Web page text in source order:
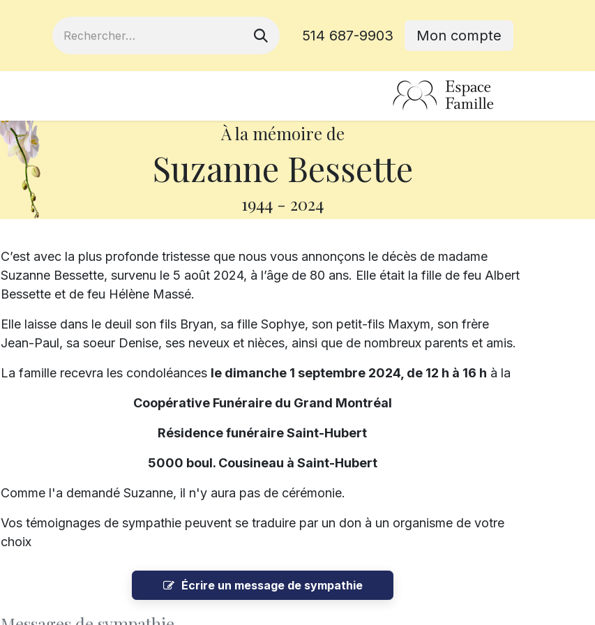
514 687-9903 Mon compte
À la mémoire de
Suzanne Bessette
1944 - 2024
C’est avec la plus profonde tristesse que nous vous annonçons le décès de madame
Suzanne Bessette, survenu le 5 août 2024, à l’âge de 80 ans. Elle était la fille de feu Albert
Bessette et de feu Hélène Massé.
Elle laisse dans le deuil son fils Bryan, sa fille Sophye, son petit-fils Maxym, son frère
Jean-Paul, sa soeur Denise, ses neveux et nièces, ainsi que de nombreux parents et amis.
La famille recevra les condoléances le dimanche 1 septembre 2024, de 12 h à 16 h à la
Coopérative Funéraire du Grand Montréal
Résidence funéraire Saint-Hubert
5000 boul. Cousineau à Saint-Hubert
Comme l'a demandé Suzanne, il n'y aura pas de cérémonie.
Vos témoignages de sympathie peuvent se traduire par un don à un organisme de votre
choix
Écrire un message de sympathie